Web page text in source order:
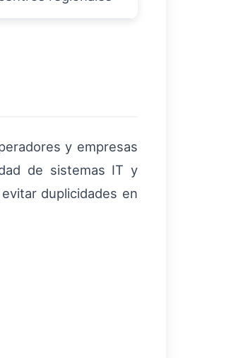
y empresas
de sistemas IT y
duplicidades en